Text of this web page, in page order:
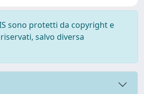
sono protetti da copyright e
salvo diversa